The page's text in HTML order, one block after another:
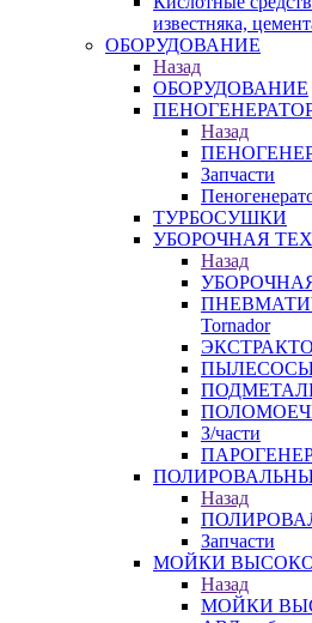
известняка,
ОБОРУДОВАНИЕ
Назад
ОБОРУДОВАНИЕ
Назад
Запчасти
ТУРБОСУШКИ
УБОРОЧНАЯ
Назад
Tornador
З/части
Назад
Запчасти
МОЙКИ
Назад
МОЙКИ